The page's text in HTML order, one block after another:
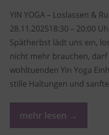
YIN YOGA – Loslassen &
28.11.202518:30 – 20:00
Spätherbst lädt uns ein,
nicht mehr brauchen, darf
wohltuenden Yin Yoga
stille Haltungen und
mehr lesen →